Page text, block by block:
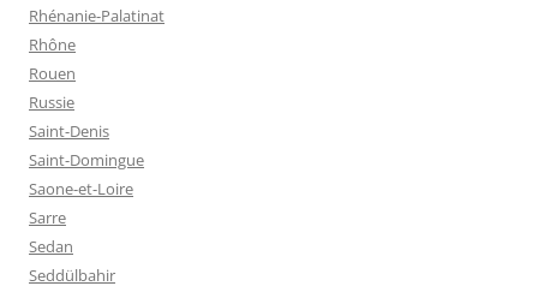
Rhénanie-Palatinat
Rhône
Rouen
Russie
Saint-Denis
Saint-Domingue
Saone-et-Loire
Sarre
Sedan
Seddülbahir